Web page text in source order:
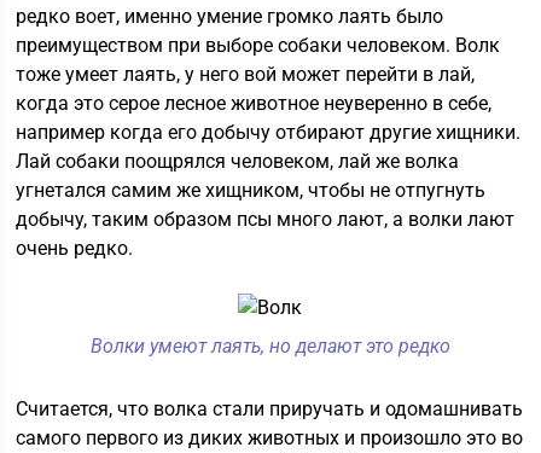
редко воет, именно умение громко лаять было
преимуществом при выборе собаки человеком. Волк
тоже умеет лаять, у него вой может перейти в лай,
когда это серое лесное животное неуверенно в себе,
например когда его добычу отбирают другие хищники.
Лай собаки поощрялся человеком, лай же волка
угнетался самим же хищником, чтобы не отпугнуть
добычу, таким образом псы много лают, а волки лают
очень редко.
Волки умеют лаять, но делают это редко
Считается, что волка стали приручать и одомашнивать
самого первого из диких животных и произошло это во